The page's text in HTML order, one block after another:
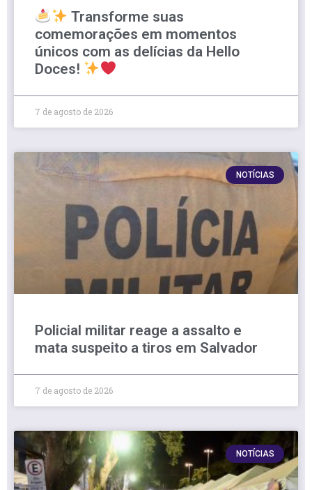
Transforme suas
comemorações em momentos
únicos com as delícias da Hello
Doces!
7 de agosto de 2026
NOTÍCIAS
Policial militar reage a assalto e
mata suspeito a tiros em Salvador
7 de agosto de 2026
NOTÍCIAS